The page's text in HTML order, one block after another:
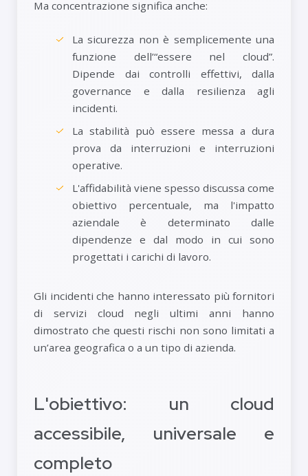
Ma concentrazione significa anche:
La sicurezza non è semplicemente una
funzione dell’“essere nel cloud”.
Dipende dai controlli effettivi, dalla
governance e dalla resilienza agli
incidenti.
La stabilità può essere messa a dura
prova da interruzioni e interruzioni
operative.
L'affidabilità viene spesso discussa come
obiettivo percentuale, ma l'impatto
aziendale è determinato dalle
dipendenze e dal modo in cui sono
progettati i carichi di lavoro.
Gli incidenti che hanno interessato più fornitori
di servizi cloud negli ultimi anni hanno
dimostrato che questi rischi non sono limitati a
un’area geografica o a un tipo di azienda.
L'obiettivo: un cloud
accessibile, universale e
completo